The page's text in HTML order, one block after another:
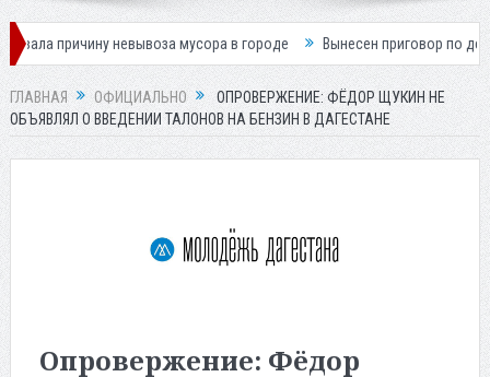
невывоза мусора в городе Вынесен приговор по делу о гибели
ГЛАВНАЯ ОФИЦИАЛЬНО
ОПРОВЕРЖЕНИЕ: ФЁДОР ЩУКИН НЕ
ОБЪЯВЛЯЛ О ВВЕДЕНИИ ТАЛОНОВ НА БЕНЗИН В ДАГЕСТАНЕ
Опровержение: Фёдор